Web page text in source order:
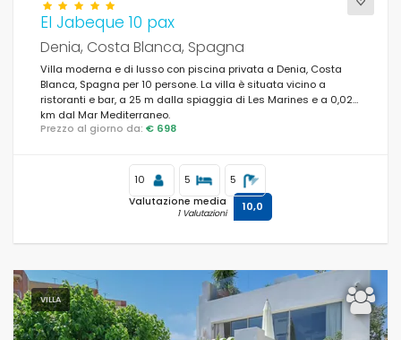
El Jabeque 10 pax
Denia, Costa Blanca, Spagna
Villa moderna e di lusso con piscina privata a Denia, Costa
Blanca, Spagna per 10 persone. La villa è situata vicino a
ristoranti e bar, a 25 m dalla spiaggia di Les Marines e a 0,025
km dal Mar Mediterraneo.
Prezzo al giorno da: € 698
10 5 5
Valutazione media
1 Valutazioni 10,0
VILLA